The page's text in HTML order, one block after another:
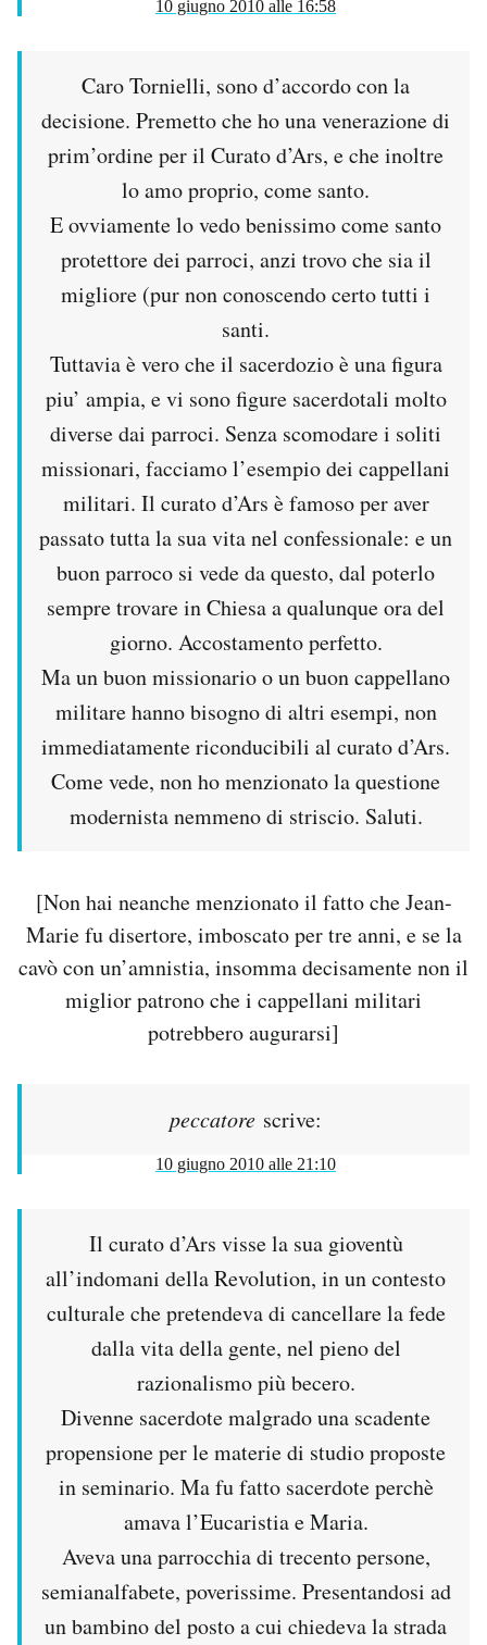
10 giugno 2010 alle 16:58
Caro Tornielli, sono d’accordo con la
decisione. Premetto che ho una venerazione di
prim’ordine per il Curato d’Ars, e che inoltre
lo amo proprio, come santo.
E ovviamente lo vedo benissimo come santo
protettore dei parroci, anzi trovo che sia il
migliore (pur non conoscendo certo tutti i
santi.
Tuttavia è vero che il sacerdozio è una figura
piu’ ampia, e vi sono figure sacerdotali molto
diverse dai parroci. Senza scomodare i soliti
missionari, facciamo l’esempio dei cappellani
militari. Il curato d’Ars è famoso per aver
passato tutta la sua vita nel confessionale: e un
buon parroco si vede da questo, dal poterlo
sempre trovare in Chiesa a qualunque ora del
giorno. Accostamento perfetto.
Ma un buon missionario o un buon cappellano
militare hanno bisogno di altri esempi, non
immediatamente riconducibili al curato d’Ars.
Come vede, non ho menzionato la questione
modernista nemmeno di striscio. Saluti.
[Non hai neanche menzionato il fatto che Jean-
Marie fu disertore, imboscato per tre anni, e se la
cavò con un’amnistia, insomma decisamente non il
miglior patrono che i cappellani militari
potrebbero augurarsi]
peccatore scrive:
10 giugno 2010 alle 21:10
Il curato d’Ars visse la sua gioventù
all’indomani della Revolution, in un contesto
culturale che pretendeva di cancellare la fede
dalla vita della gente, nel pieno del
razionalismo più becero.
Divenne sacerdote malgrado una scadente
propensione per le materie di studio proposte
in seminario. Ma fu fatto sacerdote perchè
amava l’Eucaristia e Maria.
Aveva una parrocchia di trecento persone,
semianalfabete, poverissime. Presentandosi ad
un bambino del posto a cui chiedeva la strada